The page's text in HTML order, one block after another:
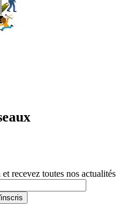
recevez toutes nos actualités